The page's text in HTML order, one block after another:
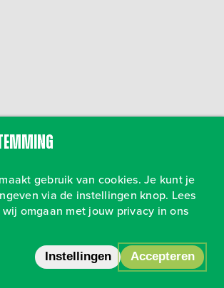
•Privacy
gebruik van cookies. Je kunt je
via de instellingen knop. Lees
omgaan met jouw privacy in ons
Instellingen Accepteren